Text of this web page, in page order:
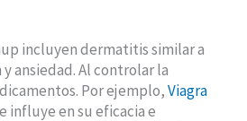
incluyen dermatitis similar a
ansiedad. Al controlar la
Por ejemplo,Viagra
influye en su eficacia e